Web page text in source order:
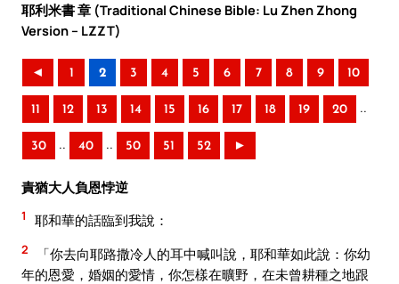
耶利米書 章 (Traditional Chinese Bible: Lu Zhen Zhong
Version – LZZT)
◄ 1 2 3 4 5 6 7 8 9 10
11 12 13 14 15 16 17 18 19 20 ..
30 .. 40 .. 50 51 52 ►
責猶大人負恩悖逆
1 耶和華的話臨到我說：
2
「你去向耶路撒冷人的耳中喊叫說，耶和華如此說：你幼
年的恩愛，婚姻的愛情，你怎樣在曠野，在未曾耕種之地跟